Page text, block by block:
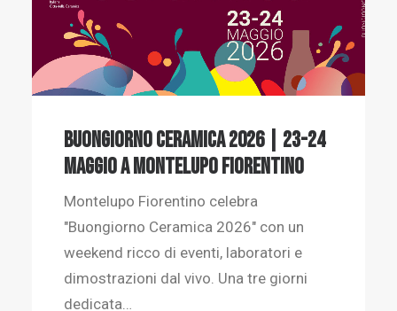
Buongiorno Ceramica 2026 | 23-24
maggio a Montelupo Fiorentino
Montelupo Fiorentino celebra
"Buongiorno Ceramica 2026" con un
weekend ricco di eventi, laboratori e
dimostrazioni dal vivo. Una tre giorni
dedicata…